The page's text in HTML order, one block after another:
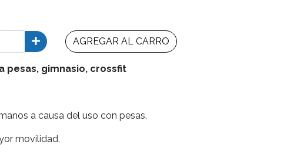
AGREGAR AL CARRO
pesas, gimnasio, crossfit
a causa del uso con pesas.
movilidad.